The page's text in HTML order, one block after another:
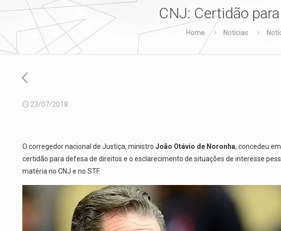
CNJ: Certidão
Home Notícias
23/07/2018
O corregedor nacional de Justiça, ministro João Otávio de Noronha, concedeu
certidão para defesa de direitos e o esclarecimento de situações de interesse
matéria no CNJ e no STF.